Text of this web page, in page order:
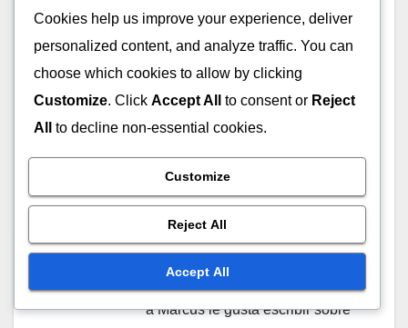
explorar el vasto universo de la
creación de Bungie. Con un
talento para descubrir tesoros
ocultos y un agudo sentido del
detalle, comparte su experiencia
drops de Twitch y recompensas
de pases de temporada,
ayudando a otros Guardianes a
maximizar su experiencia de
juego. Cuando no está jugando,
a Marcus le gusta escribir sobre
Cookies help us improve your experience, deliver
personalized content, and analyze traffic. You can
choose which cookies to allow by clicking
Customize. Click Accept All to consent or Reject
All
to decline non-essential cookies.
Customize
Reject All
Accept All